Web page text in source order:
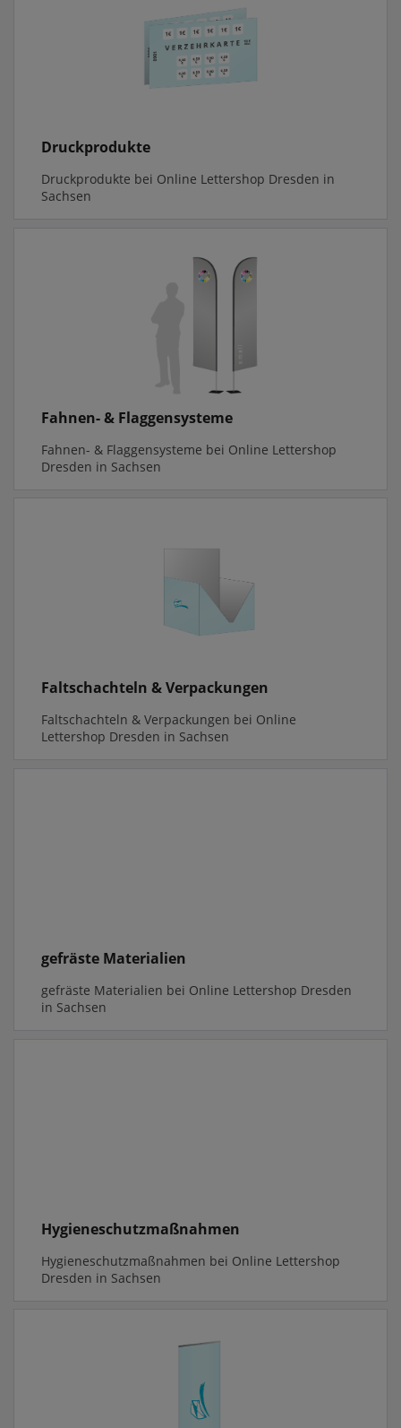
Druckprodukte
Druckprodukte bei Online Lettershop Dresden in
Sachsen
Fahnen- & Flaggensysteme
Fahnen- & Flaggensysteme bei Online Lettershop
Dresden in Sachsen
Faltschachteln & Verpackungen
Faltschachteln & Verpackungen bei Online
Lettershop Dresden in Sachsen
gefräste Materialien
gefräste Materialien bei Online Lettershop Dresden
in Sachsen
Hygieneschutzmaßnahmen
Hygieneschutzmaßnahmen bei Online Lettershop
Dresden in Sachsen